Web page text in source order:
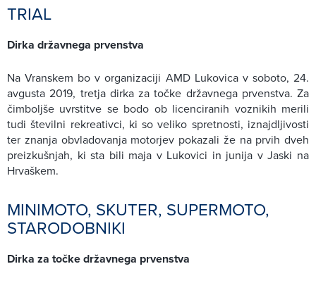
TRIAL
Dirka državnega prvenstva
Na Vranskem bo v organizaciji AMD Lukovica v soboto, 24.
avgusta 2019, tretja dirka za točke državnega prvenstva. Za
čimboljše uvrstitve se bodo ob licenciranih voznikih merili
tudi številni rekreativci, ki so veliko spretnosti, iznajdljivosti
ter znanja obvladovanja motorjev pokazali že na prvih dveh
preizkušnjah, ki sta bili maja v Lukovici in junija v Jaski na
Hrvaškem.
MINIMOTO, SKUTER, SUPERMOTO,
STARODOBNIKI
Dirka za točke državnega prvenstva